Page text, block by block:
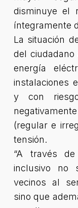
disminuye el
íntegramente
La situación
del
energía
instalaciones
y con
(regular e
tensión.
“A través
inclusivo no
vecinos al
sino que